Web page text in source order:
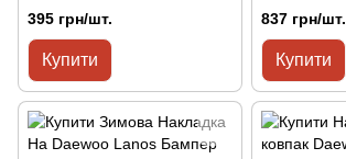
395 грн/шт.
Купити
837 грн/шт.
Купити